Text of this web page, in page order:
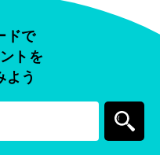
ドで
トを
よう